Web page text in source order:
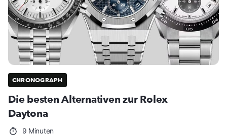
CHRONOGRAPH
Die besten Alternativen zur Rolex
Daytona
9 Minuten